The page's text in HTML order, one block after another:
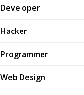
Developer
Hacker
Programmer
Web Design